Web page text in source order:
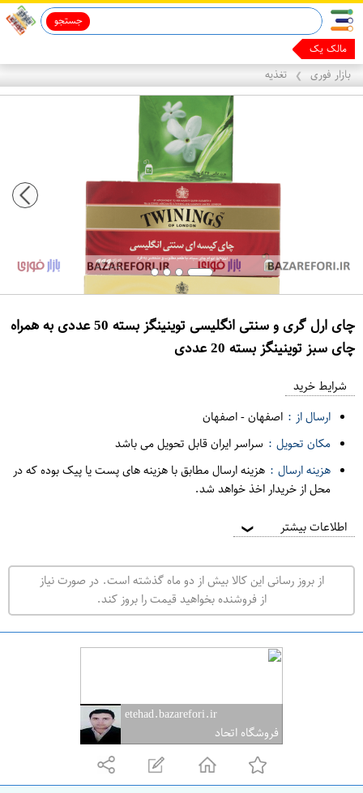
جستجو
مالک یک فروشگاه
بازار فوری ❯ تغذیه
چای ارل گری و سنتی انگلیسی توینینگز بسته 50 عددی به همراه
چای سبز توینینگز بسته 20 عددی
ف
ر
ت
ه
ر
ا
ص
ه
شرایط خرید
ارسال از : اصفهان-اصفهان
مکان تحویل : سراسر ایران قابل تحویل می باشد
هزینه ارسال : هزینه ارسال مطابق با هزینه های پست یا پیک بوده که در
محل از خریدار اخذ خواهد شد.
اطلاعات بیشتر ❯
از بروز رسانی این کالا بیش از دو ماه گذشته است. در صورت نیاز
از فروشنده بخواهید قیمت را بروز کند.
etehad.bazarefori.ir
فروشگاه اتحاد